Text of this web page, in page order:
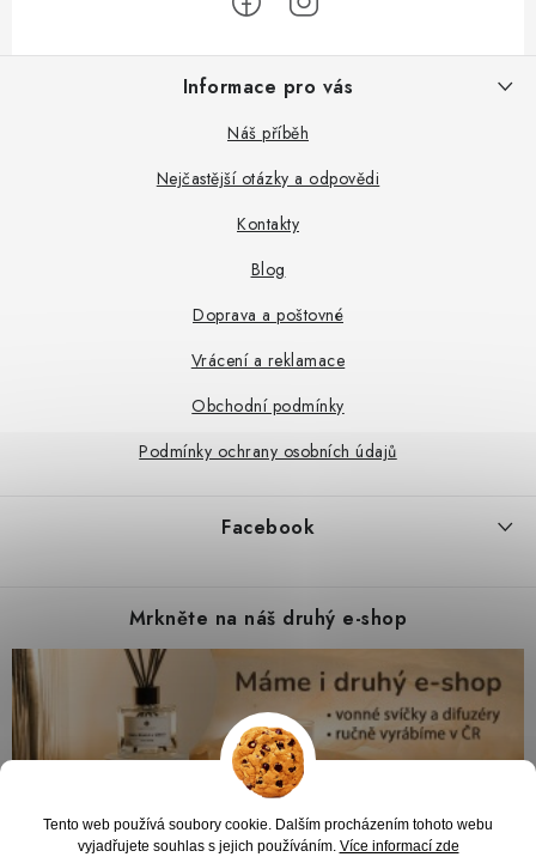
Tento web používá soubory cookie. Dalším procházením tohoto webu
vyjadřujete souhlas s jejich používáním. Více informací zde
Informace pro vás
Náš příběh
Nejčastější otázky a odpovědi
Kontakty
Blog
Doprava a poštovné
Vrácení a reklamace
Obchodní podmínky
Podmínky ochrany osobních údajů
Facebook
Mrkněte na náš druhý e-shop